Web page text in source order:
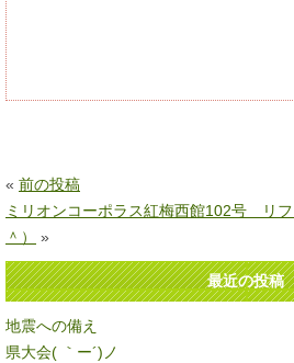
« 前の投稿
ミリオンコーポラス紅梅西館102号 リ
＾）
»
最近の投稿
地震への備え
県大会( ｀ー´)ノ